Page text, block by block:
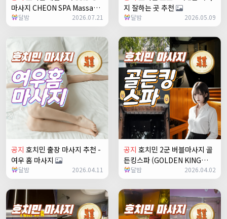
마사지 CHEON SPA Massage
달밤 2026.07.21
지 잘하는 곳 추천
달밤 2026.05.09
공지 호치민 출장 마사지 추천 -
여우 홈 마사지
달밤 2026.04.11
공지 호치민 2군 버블마사지 골
든킹스파 (GOLDEN KING
SPA)
달밤 2026.04.02